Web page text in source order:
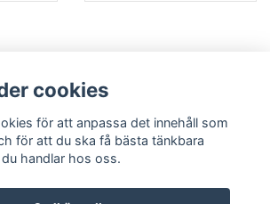
Köpvillkor Kontakt
cookies
för att anpassa det innehåll som
för att du ska få bästa tänkbara
handlar hos oss.